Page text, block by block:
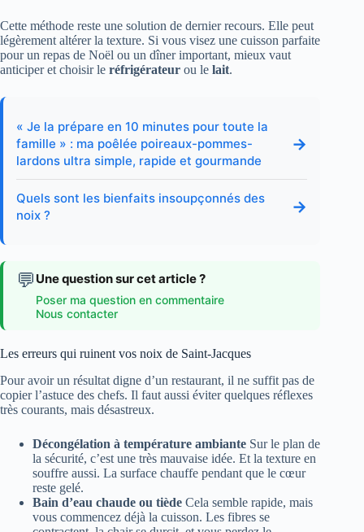
Cette méthode reste une solution de dernier recours. Elle peut
légèrement altérer la texture. Si vous visez une cuisson parfaite
pour un repas de Noël ou un dîner important, mieux vaut
anticiper et choisir le réfrigérateur ou le lait.
« Je la prépare en 10 minutes pour toute la
famille » : ma poêlée poireaux-pommes-
lardons ultra simple, rapide et gourmande
→
Quels sont les bienfaits insoupçonnés des
noix ?
→
💬 Une question sur cet article ?
Poser ma question en commentaire
Nous contacter
Les erreurs qui ruinent vos noix de Saint-Jacques
Pour avoir un résultat digne d’un restaurant, il ne suffit pas de
copier l’astuce des chefs. Il faut aussi éviter quelques réflexes
très courants, mais désastreux.
Décongélation à température ambiante Sur le plan de
la sécurité, c’est une très mauvaise idée. Et la texture en
souffre aussi. La surface chauffe pendant que le cœur
reste gelé.
Bain d’eau chaude ou tiède Cela semble rapide, mais
vous commencez déjà la cuisson. Les fibres se